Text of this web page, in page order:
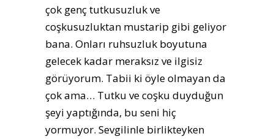
çok genç tutkusuzluk ve
coşkusuzluktan mustarip gibi geliyor
bana. Onları ruhsuzluk boyutuna
gelecek kadar meraksız ve ilgisiz
görüyorum. Tabii ki öyle olmayan da
çok ama… Tutku ve coşku duyduğun
şeyi yaptığında, bu seni hiç
yormuyor. Sevgilinle birlikteyken